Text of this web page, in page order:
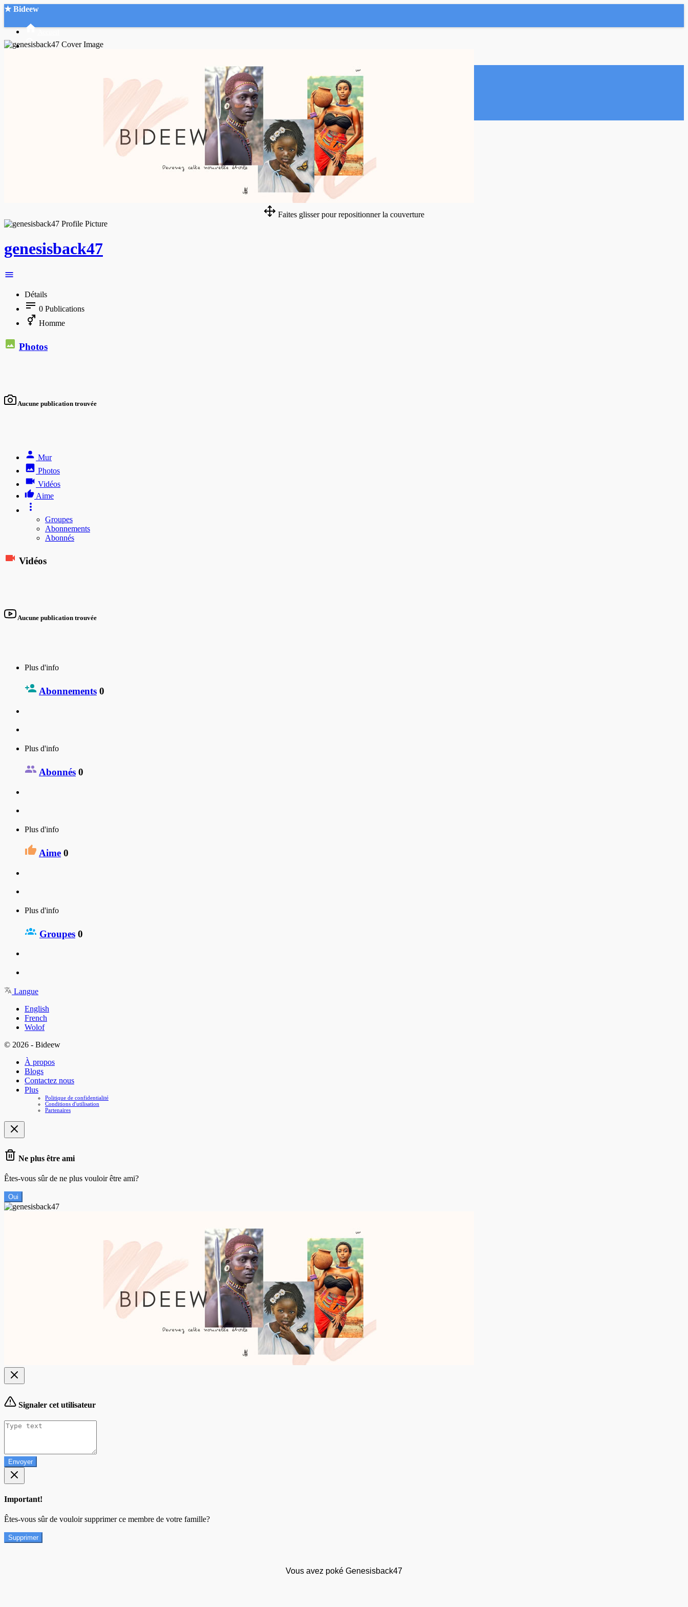
★ Bideew
Faites glisser pour repositionner la couverture
genesisback47
Détails
0 Publications
Homme
Photos
Aucune publication trouvée
Mur
Photos
Vidéos
Aime
Groupes
Abonnements
Abonnés
Vidéos
Aucune publication trouvée
Plus d'info
Abonnements 0
Plus d'info
Abonnés 0
Plus d'info
Aime 0
Plus d'info
Groupes 0
Langue
English
French
Wolof
© 2026 - Bideew
À propos
Blogs
Contactez nous
Plus
Politique de confidentialité
Conditions d'utilisation
Partenaires
Ne plus être ami
Êtes-vous sûr de ne plus vouloir être ami?
Oui
Signaler cet utilisateur
Envoyer
Important!
Êtes-vous sûr de vouloir supprimer ce membre de votre famille?
Supprimer
Vous avez poké Genesisback47